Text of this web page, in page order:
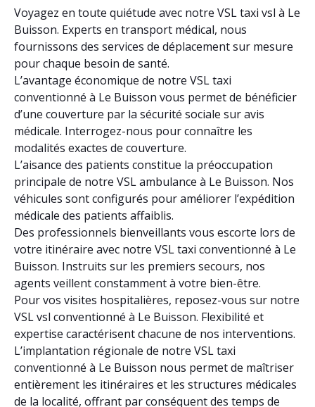
Voyagez en toute quiétude avec notre VSL taxi vsl à Le
Buisson. Experts en transport médical, nous
fournissons des services de déplacement sur mesure
pour chaque besoin de santé.
L’avantage économique de notre VSL taxi
conventionné à Le Buisson vous permet de bénéficier
d’une couverture par la sécurité sociale sur avis
médicale. Interrogez-nous pour connaître les
modalités exactes de couverture.
L’aisance des patients constitue la préoccupation
principale de notre VSL ambulance à Le Buisson. Nos
véhicules sont configurés pour améliorer l’expédition
médicale des patients affaiblis.
Des professionnels bienveillants vous escorte lors de
votre itinéraire avec notre VSL taxi conventionné à Le
Buisson. Instruits sur les premiers secours, nos
agents veillent constamment à votre bien-être.
Pour vos visites hospitalières, reposez-vous sur notre
VSL vsl conventionné à Le Buisson. Flexibilité et
expertise caractérisent chacune de nos interventions.
L’implantation régionale de notre VSL taxi
conventionné à Le Buisson nous permet de maîtriser
entièrement les itinéraires et les structures médicales
de la localité, offrant par conséquent des temps de